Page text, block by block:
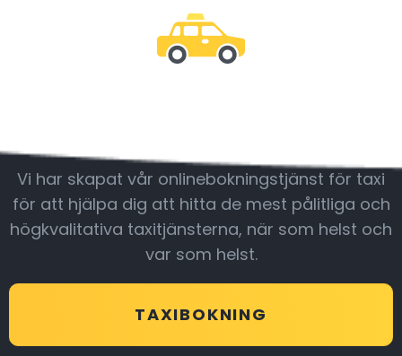
Vi har skapat vår onlinebokningstjänst för taxi
för att hjälpa dig att hitta de mest pålitliga och
högkvalitativa taxitjänsterna, när som helst och
var som helst.
TAXIBOKNING